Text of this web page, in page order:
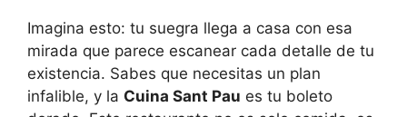
Imagina esto: tu suegra llega a casa con esa
mirada que parece escanear cada detalle de tu
existencia. Sabes que necesitas un plan
infalible, y la Cuina Sant Pau es tu boleto